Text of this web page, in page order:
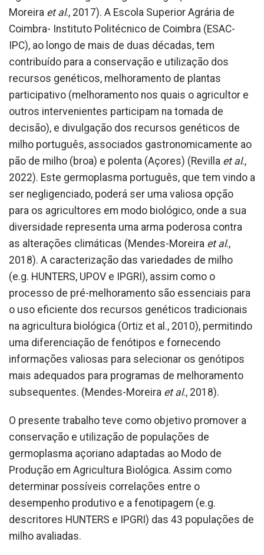
Moreira et al., 2017). A Escola Superior Agrária de
Coimbra- Instituto Politécnico de Coimbra (ESAC-
IPC), ao longo de mais de duas décadas, tem
contribuído para a conservação e utilização dos
recursos genéticos, melhoramento de plantas
participativo (melhoramento nos quais o agricultor e
outros intervenientes participam na tomada de
decisão), e divulgação dos recursos genéticos de
milho português, associados gastronomicamente ao
pão de milho (broa) e polenta (Açores) (Revilla et al.,
2022). Este germoplasma português, que tem vindo a
ser negligenciado, poderá ser uma valiosa opção
para os agricultores em modo biológico, onde a sua
diversidade representa uma arma poderosa contra
as alterações climáticas (Mendes-Moreira et al.,
2018). A caracterização das variedades de milho
(e.g. HUNTERS, UPOV e IPGRI), assim como o
processo de pré-melhoramento são essenciais para
o uso eficiente dos recursos genéticos tradicionais
na agricultura biológica (Ortiz et al., 2010), permitindo
uma diferenciação de fenótipos e fornecendo
informações valiosas para selecionar os genótipos
mais adequados para programas de melhoramento
subsequentes. (Mendes-Moreira et al., 2018).
O presente trabalho teve como objetivo promover a
conservação e utilização de populações de
germoplasma açoriano adaptadas ao Modo de
Produção em Agricultura Biológica. Assim como
determinar possíveis correlações entre o
desempenho produtivo e a fenotipagem (e.g.
descritores HUNTERS e IPGRI) das 43 populações de
milho avaliadas.